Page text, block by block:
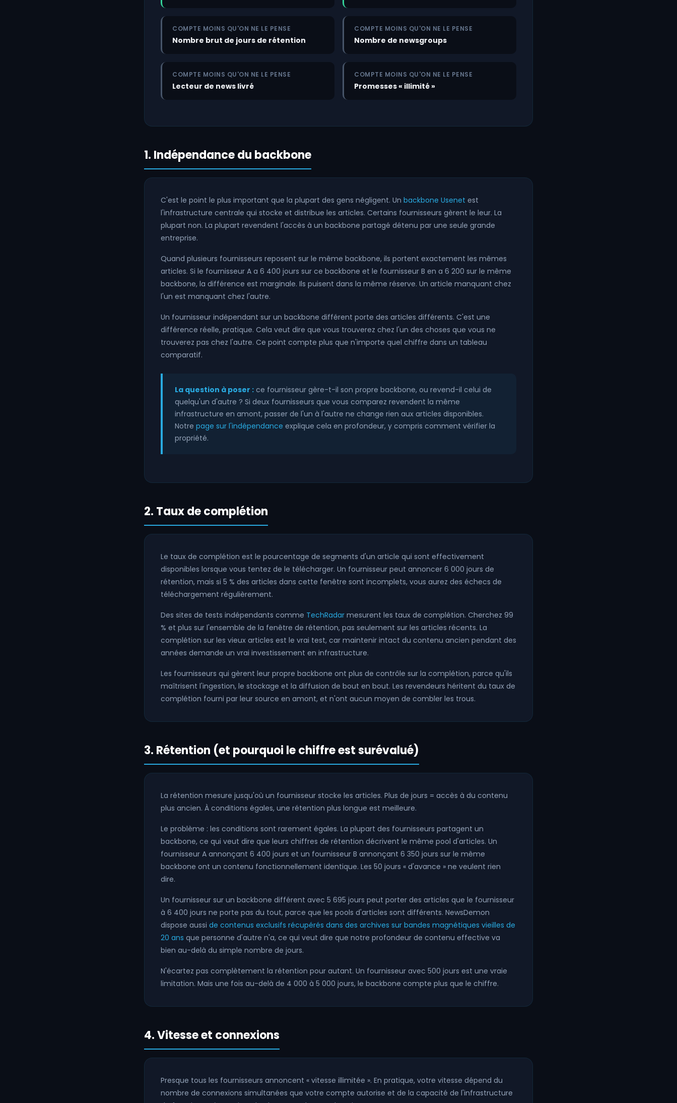
COMPTE MOINS QU'ON NE LE PENSE
Nombre brut de jours de rétention
COMPTE MOINS QU'ON NE LE PENSE
Nombre de newsgroups
COMPTE MOINS QU'ON NE LE PENSE
Lecteur de news livré
COMPTE MOINS QU'ON NE LE PENSE
Promesses « illimité »
1. Indépendance du backbone
C'est le point le plus important que la plupart des gens négligent. Un backbone Usenet est
l'infrastructure centrale qui stocke et distribue les articles. Certains fournisseurs gèrent le leur. La
plupart non. La plupart revendent l'accès à un backbone partagé détenu par une seule grande
entreprise.
Quand plusieurs fournisseurs reposent sur le même backbone, ils portent exactement les mêmes
articles. Si le fournisseur A a 6 400 jours sur ce backbone et le fournisseur B en a 6 200 sur le même
backbone, la différence est marginale. Ils puisent dans la même réserve. Un article manquant chez
l'un est manquant chez l'autre.
Un fournisseur indépendant sur un backbone différent porte des articles différents. C'est une
différence réelle, pratique. Cela veut dire que vous trouverez chez l'un des choses que vous ne
trouverez pas chez l'autre. Ce point compte plus que n'importe quel chiffre dans un tableau
comparatif.
La question à poser : ce fournisseur gère-t-il son propre backbone, ou revend-il celui de
quelqu'un d'autre ? Si deux fournisseurs que vous comparez revendent la même
infrastructure en amont, passer de l'un à l'autre ne change rien aux articles disponibles.
Notre page sur l'indépendance explique cela en profondeur, y compris comment vérifier la
propriété.
2. Taux de complétion
Le taux de complétion est le pourcentage de segments d'un article qui sont effectivement
disponibles lorsque vous tentez de le télécharger. Un fournisseur peut annoncer 6 000 jours de
rétention, mais si 5 % des articles dans cette fenêtre sont incomplets, vous aurez des échecs de
téléchargement régulièrement.
Des sites de tests indépendants comme TechRadar mesurent les taux de complétion. Cherchez 99
% et plus sur l'ensemble de la fenêtre de rétention, pas seulement sur les articles récents. La
complétion sur les vieux articles est le vrai test, car maintenir intact du contenu ancien pendant des
années demande un vrai investissement en infrastructure.
Les fournisseurs qui gèrent leur propre backbone ont plus de contrôle sur la complétion, parce qu'ils
maîtrisent l'ingestion, le stockage et la diffusion de bout en bout. Les revendeurs héritent du taux de
complétion fourni par leur source en amont, et n'ont aucun moyen de combler les trous.
3. Rétention (et pourquoi le chiffre est surévalué)
La rétention mesure jusqu'où un fournisseur stocke les articles. Plus de jours = accès à du contenu
plus ancien. À conditions égales, une rétention plus longue est meilleure.
Le problème : les conditions sont rarement égales. La plupart des fournisseurs partagent un
backbone, ce qui veut dire que leurs chiffres de rétention décrivent le même pool d'articles. Un
fournisseur A annonçant 6 400 jours et un fournisseur B annonçant 6 350 jours sur le même
backbone ont un contenu fonctionnellement identique. Les 50 jours « d'avance » ne veulent rien
dire.
Un fournisseur sur un backbone différent avec 5 695 jours peut porter des articles que le fournisseur
à 6 400 jours ne porte pas du tout, parce que les pools d'articles sont différents. NewsDemon
dispose aussi de contenus exclusifs récupérés dans des archives sur bandes magnétiques vieilles de
20 ans que personne d'autre n'a, ce qui veut dire que notre profondeur de contenu effective va
bien au-delà du simple nombre de jours.
N'écartez pas complètement la rétention pour autant. Un fournisseur avec 500 jours est une vraie
limitation. Mais une fois au-delà de 4 000 à 5 000 jours, le backbone compte plus que le chiffre.
4. Vitesse et connexions
Presque tous les fournisseurs annoncent « vitesse illimitée ». En pratique, votre vitesse dépend du
nombre de connexions simultanées que votre compte autorise et de la capacité de l'infrastructure